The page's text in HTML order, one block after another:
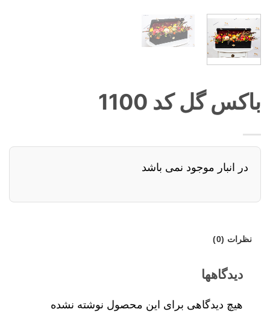
باکس گل کد 1100
در انبار موجود نمی باشد
نظرات (0)
دیدگاهها
هیچ دیدگاهی برای این محصول نوشته نشده